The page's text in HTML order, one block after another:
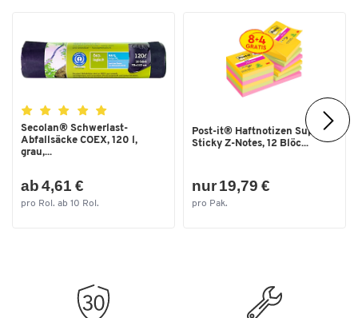
Secolan® Schwerlast-
Abfallsäcke COEX, 120 l,
grau,...
ab 4,61 €
pro Rol. ab 10 Rol.
Post-it® Haftnotizen Super
Sticky Z-Notes, 12 Blöc...
nur 19,79 €
pro Pak.